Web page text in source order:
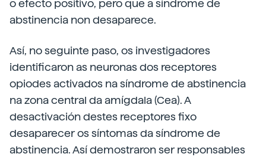
o efecto positivo, pero que a síndrome de
abstinencia non desaparece.
Así, no seguinte paso, os investigadores
identificaron as neuronas dos receptores
opiodes activados na síndrome de abstinencia
na zona central da amígdala (Cea). A
desactivación destes receptores fixo
desaparecer os síntomas da síndrome de
abstinencia. Así demostraron ser responsables